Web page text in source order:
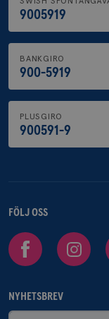
9005919
BANKGIRO
900-5919
PLUSGIRO
900591-9
FÖLJ OSS
Facebook Instagram
NYHETSBREV